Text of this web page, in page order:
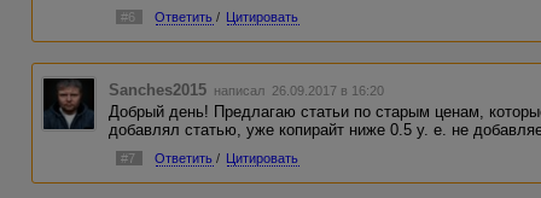
#6 Ответить / Цитировать
Sanches2015 написал 26.09.2017 в 16:20
Добрый день! Предлагаю статьи по старым ценам,
добавлял статью, уже копирайт ниже 0.5 у. е. не
#7 Ответить / Цитировать